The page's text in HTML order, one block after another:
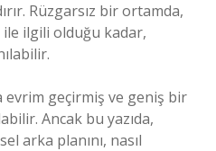
Rüzgarsız bir ortamda,
ilgili olduğu kadar,
evrim geçirmiş ve geniş bir
Ancak bu yazıda,
arka planını, nasıl